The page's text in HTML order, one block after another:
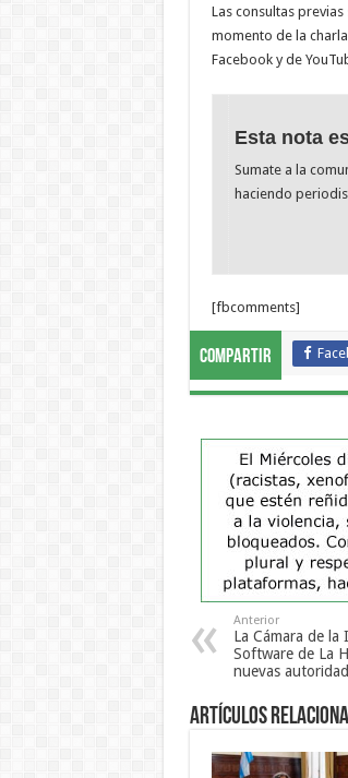
Las consultas
momento de la
Facebook y de
Esta nota
Sumate a la
haciendo
[fbcomments]
Compartir
Anterior
La Cámara de la
Software de La
nuevas
Artículos